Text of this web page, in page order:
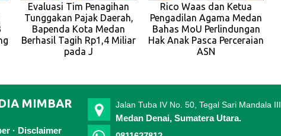
Evaluasi Tim Penagihan
Tunggakan Pajak Daerah,
Bapenda Kota Medan
Berhasil Tagih Rp1,4 Miliar
pada J
Rico Waas dan Ketua
Pengadilan Agama Medan
Bahas MoU Perlindungan
Hak Anak Pasca Perceraian
ASN
MIMBAR
· Disclaimer
Jalan Tuba IV No. 50, Tegal Sari Mandala III.
Medan Denai, Sumatera Utara.